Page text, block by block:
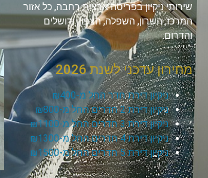
שירותי ניקיון בפריסה ארצית רחבה, כל אזור
המרכז, השרון, השפלה, הצפון, ירושלים
והדרום.
מחירון עדכני לשנת 2026
ניקיון דירת חדר החל מ-₪400
ניקיון דירת 2 חדרים החל מ-₪800
ניקיון דירת 3 חדרים החל מ-₪1100
ניקיון דירת 4 חדרים החל מ-₪1300
ניקיון דירת 5 חדרים החל מ-₪1500